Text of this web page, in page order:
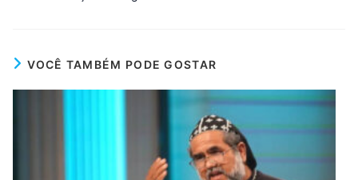
VOCÊ TAMBÉM PODE GOSTAR